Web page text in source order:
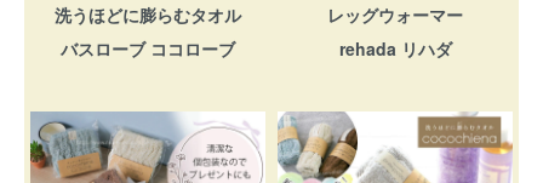
洗うほどに膨らむタオル
バスローブ ココローブ
レッグウォーマー
rehada リハダ